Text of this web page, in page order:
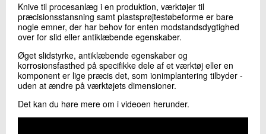
Send
Knive til procesanlæg i en produktion, værktøjer til
præcisionsstansning samt plastsprøjtestøbeforme er bare
nogle emner, der har behov for enten modstandsdygtighed
over for slid eller antiklæbende egenskaber.
Øget slidstyrke, antiklæbende egenskaber og
korrosionsfasthed på specifikke dele af et værktøj eller en
komponent er lige præcis det, som ionimplantering tilbyder -
uden at ændre på værktøjets dimensioner.
Det kan du høre mere om i videoen herunder.